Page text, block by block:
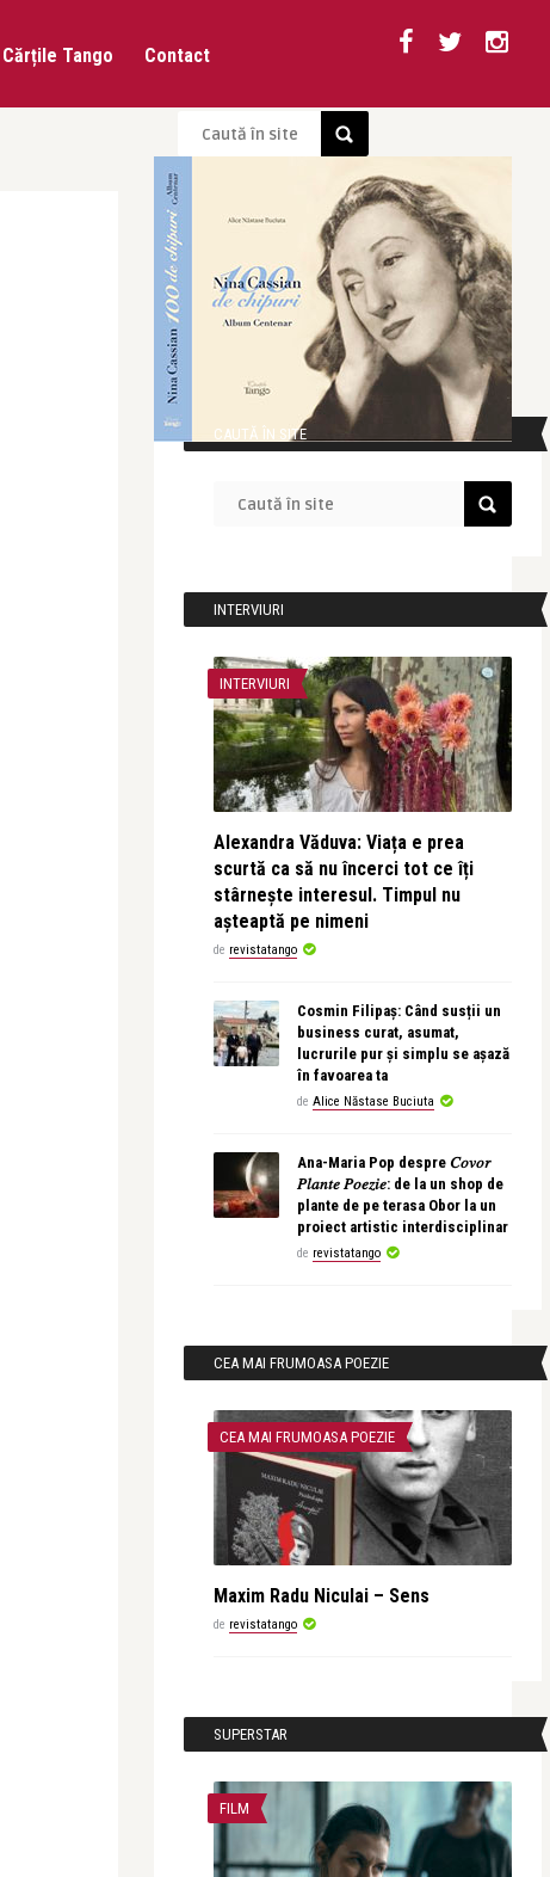
Cărțile Tango Contact
CAUTĂ ÎN SITE
INTERVIURI
INTERVIURI
Alexandra Văduva: Viața e prea
scurtă ca să nu încerci tot ce îți
stârnește interesul. Timpul nu
așteaptă pe nimeni
de revistatango
Cosmin Filipaș: Când susții un
business curat, asumat,
lucrurile pur și simplu se așază
în favoarea ta
de Alice Năstase Buciuta
Ana-Maria Pop despre 𝐶𝑜𝑣𝑜𝑟
𝑃𝑙𝑎𝑛𝑡𝑒 𝑃𝑜𝑒𝑧𝑖𝑒: de la un shop de
plante de pe terasa Obor la un
proiect artistic interdisciplinar
de revistatango
CEA MAI FRUMOASA POEZIE
CEA MAI FRUMOASA POEZIE
Maxim Radu Niculai – Sens
de revistatango
SUPERSTAR
FILM